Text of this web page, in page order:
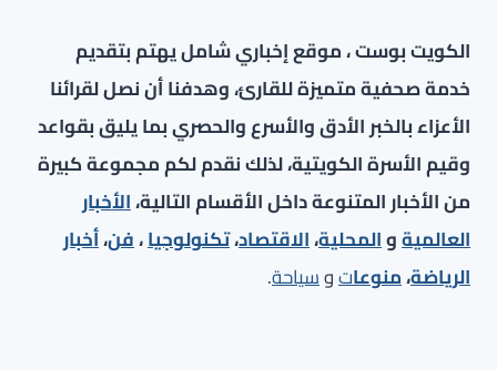
الكويت بوست ، موقع إخباري شامل يهتم بتقديم
خدمة صحفية متميزة للقارئ، وهدفنا أن نصل لقرائنا
الأعزاء بالخبر الأدق والأسرع والحصري بما يليق بقواعد
وقيم الأسرة الكويتية، لذلك نقدم لكم مجموعة كبيرة
من الأخبار المتنوعة داخل الأقسام التالية،الأخبار
العالميةوالمحلية،الاقتصاد،تكنولوجيا،فن،أخبار
الرياضة،منوعاتوسياحة.